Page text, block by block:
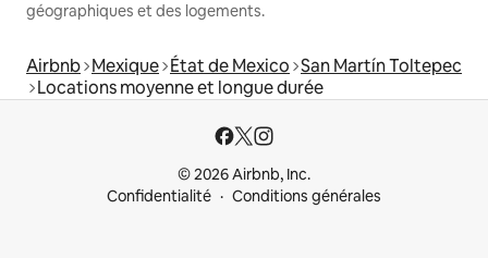
géographiques et des logements.
Airbnb Mexique État de Mexico San Martín Toltepec
Locations moyenne et longue durée
© 2026 Airbnb, Inc.
Confidentialité
Conditions générales